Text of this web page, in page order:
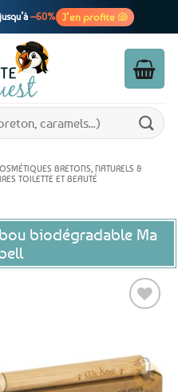
–60% J’en profite 🐚
d’achats
3,95€ seulement
BRETONS, NATURELS &
TOILETTE ET BEAUTÉ
biodégradable Ma
Ajouter
aux
favoris